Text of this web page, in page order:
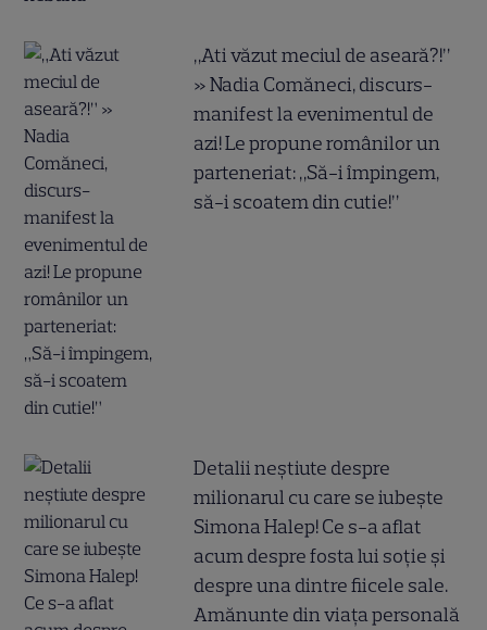
„Ati văzut meciul de aseară?!”
» Nadia Comăneci, discurs-
manifest la evenimentul de
azi! Le propune românilor un
parteneriat: „Să-i împingem,
să-i scoatem din cutie!”
Detalii neștiute despre
milionarul cu care se iubește
Simona Halep! Ce s-a aflat
acum despre fosta lui soție și
despre una dintre fiicele sale.
Amănunte din viața personală